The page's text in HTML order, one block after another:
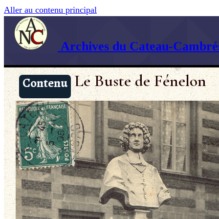
Aller au contenu principal
Archives du Cateau-
Contenu Le Buste de Fénelon